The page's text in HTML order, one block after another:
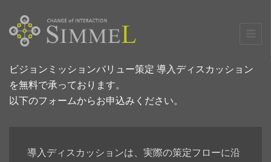
ビジョンミッションバリュー策定 導入ディスカッション
を無料で承っております。
以下のフォームからお申込みください。
導入ディスカッションは、実際の策定フローに沿